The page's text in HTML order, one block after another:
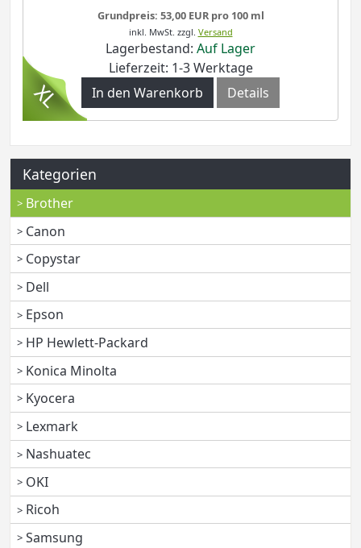
Grundpreis: 53,00 EUR pro 100 ml
inkl. MwSt. zzgl. Versand
Lagerbestand: Auf Lager
Lieferzeit: 1-3 Werktage
In den Warenkorb
Details
Kategorien
Brother
Canon
Copystar
Dell
Epson
HP Hewlett-Packard
Konica Minolta
Kyocera
Lexmark
Nashuatec
OKI
Ricoh
Samsung